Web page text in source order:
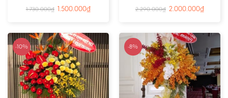
1.730.000₫ 1.500.000₫ 2.290.000₫ 2.000.000₫
-10% -8%